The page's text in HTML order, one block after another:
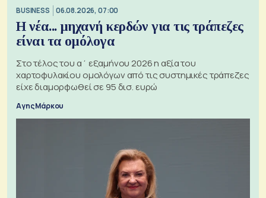
BUSINESS 06.08.2026, 07:00
Η νέα... μηχανή κερδών για τις τράπεζες
είναι τα ομόλογα
Στο τέλος του α΄ εξαμήνου 2026 η αξία του
χαρτοφυλακίου ομολόγων από τις συστημικές τράπεζες
είχε διαμορφωθεί σε 95 δισ. ευρώ
Αγης Μάρκου